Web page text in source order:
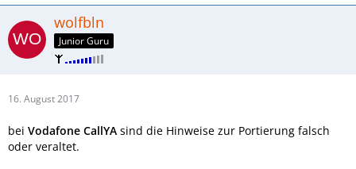
wolfbln
Junior Guru
16. August 2017
bei Vodafone CallYA sind die Hinweise zur Portierung falsch
oder veraltet.